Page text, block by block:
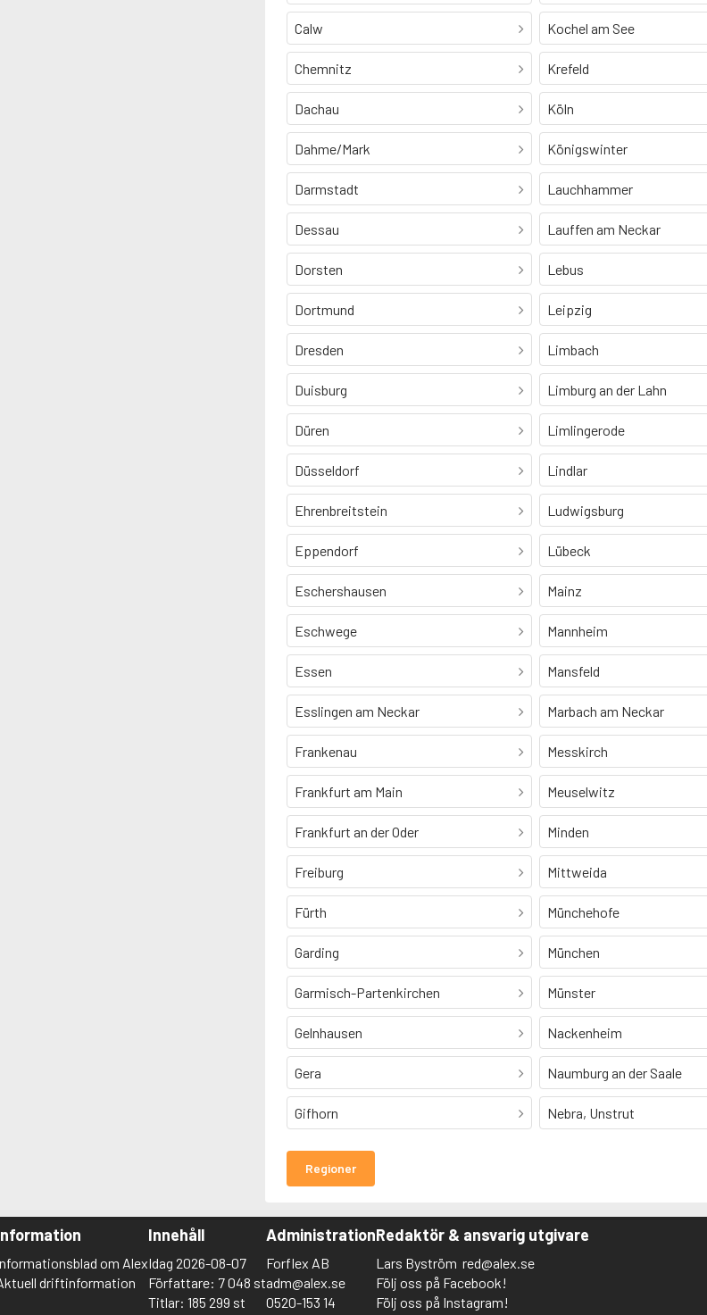
Calw
Chemnitz
Dachau
Dahme/Mark
Darmstadt
Dessau
Dorsten
Dortmund
Dresden
Duisburg
Düren
Düsseldorf
Ehrenbreitstein
Eppendorf
Eschershausen
Eschwege
Essen
Esslingen am Neckar
Frankenau
Frankfurt am Main
Frankfurt an der Oder
Freiburg
Fürth
Garding
Garmisch-Partenkirchen
Gelnhausen
Gera
Gifhorn
Kochel am See
Krefeld
Köln
Königswinter
Lauchhammer
Lauffen am Neckar
Lebus
Leipzig
Limbach
Limburg an der Lahn
Limlingerode
Lindlar
Ludwigsburg
Lübeck
Mainz
Mannheim
Mansfeld
Marbach am Neckar
Messkirch
Meuselwitz
Minden
Mittweida
Münchehofe
München
Münster
Nackenheim
Naumburg an der Saale
Nebra, Unstrut
Regioner
om Alex
driftinformation
Innehåll
Idag 2026-08-07
Författare: 7 048 st
Titlar: 185 299 st
Administration
Forflex AB
adm@alex.se
0520-153 14
Redaktör & ansvarig utgivare
Lars Byström red@alex.se
Följ oss på Facebook!
Följ oss på Instagram!